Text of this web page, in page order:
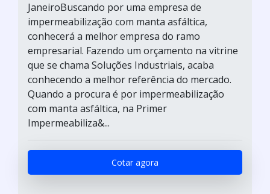
JaneiroBuscando por uma empresa de
impermeabilização com manta asfáltica,
conhecerá a melhor empresa do ramo
empresarial. Fazendo um orçamento na vitrine
que se chama Soluções Industriais, acaba
conhecendo a melhor referência do mercado.
Quando a procura é por impermeabilização
com manta asfáltica, na Primer
Impermeabiliza&...
Cotar agora